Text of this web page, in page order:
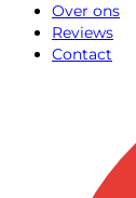
Over ons
Reviews
Contact